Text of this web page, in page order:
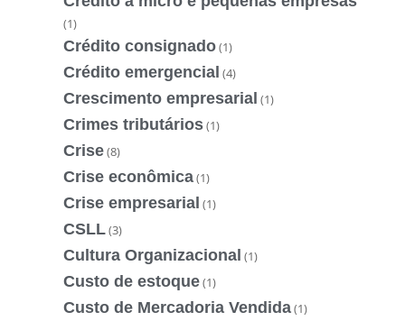
(1)
Crédito consignado(1)
Crédito emergencial (4)
Crescimento empresarial (1)
Crimes tributários(1)
Crise(8)
Crise econômica(1)
Crise empresarial (1)
CSLL(3)
Cultura Organizacional (1)
Custo de estoque(1)
Custo de Mercadoria Vendida(1)